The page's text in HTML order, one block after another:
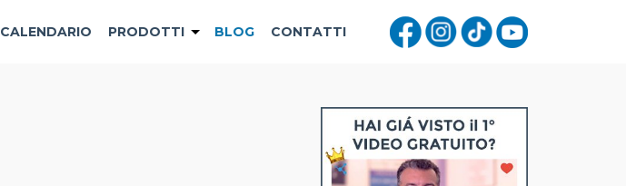
CALENDARIO PRODOTTI BLOG CONTATTI